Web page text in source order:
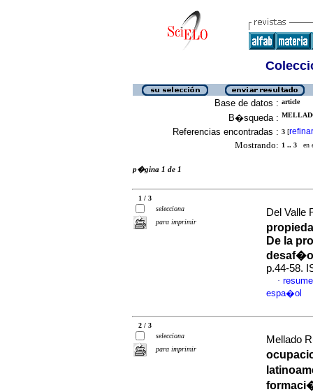
Base de datos : article
B�squeda :
Referencias encontradas : 3 [refinar
Mostrando: 1 .. 3 en
p�gina 1 de 1
1 / 3
selecciona
para imprimir
Del Valle
De la
p.44-58.
·
espa�ol
2 / 3
selecciona
para imprimir
Mellado